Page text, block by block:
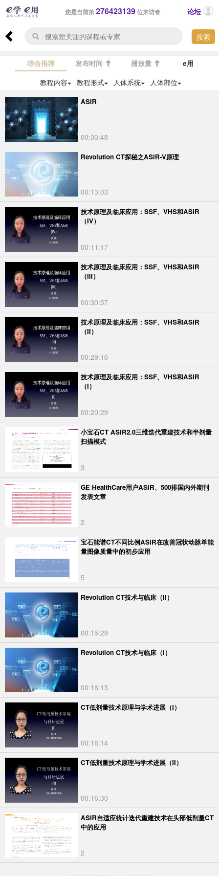
您是当前第276423139位来访者 论坛
搜索
综合推荐 发布时间 播放量
e用
教程内容
教程形式 人体系统 人体部位
ASiR
00:00:48
Revolution CT探秘之ASiR-V原理
00:13:03
技术原理及临床应用：SSF、VHS和ASiR
（IV）
00:11:17
技术原理及临床应用：SSF、VHS和ASiR
（III）
00:30:57
技术原理及临床应用：SSF、VHS和ASiR
（II）
00:29:16
技术原理及临床应用：SSF、VHS和ASiR
（I）
00:20:29
小宝石CT ASiR2.0三维迭代重建技术和半剂量
扫描模式
3
GE HealthCare用户ASiR、500排国内外期刊
发表文章
2
宝石能谱CT不同比例ASiR在改善冠状动脉单能
量图像质量中的初步应用
5
Revolution CT技术与临床（II）
00:15:29
Revolution CT技术与临床（I）
00:16:13
CT低剂量技术原理与学术进展（I）
00:16:14
CT低剂量技术原理与学术进展（II）
00:16:30
ASiR自适应统计迭代重建技术在头部低剂量CT
中的应用
2